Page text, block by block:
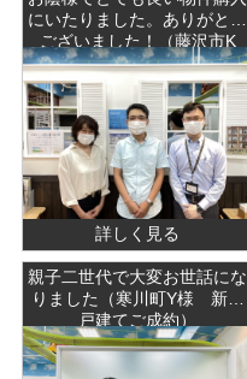
にいたりました。ありがとう
ございました！（藤沢市K
様 中古戸建ご成約）
詳しく見る
親子二世代で大変お世話にな
りました（寒川町Y様 新築
戸建てご成約）